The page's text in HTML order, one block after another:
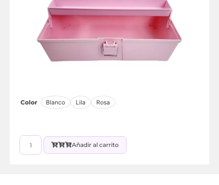
Color Blanco Lila Rosa
Añadir al carrito